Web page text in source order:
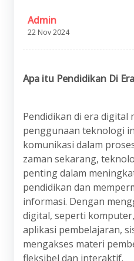
Admin
22 Nov 2024
Apa itu Pendidikan Di
Pendidikan di era digital
penggunaan teknologi
komunikasi dalam
zaman sekarang,
penting dalam
pendidikan dan
informasi. Dengan
digital, seperti
aplikasi pembelajaran,
mengakses materi
fleksibel dan interaktif.